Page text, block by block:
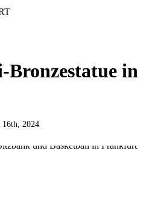
in
16th, 2024